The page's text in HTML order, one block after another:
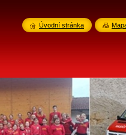
Úvodní stránka